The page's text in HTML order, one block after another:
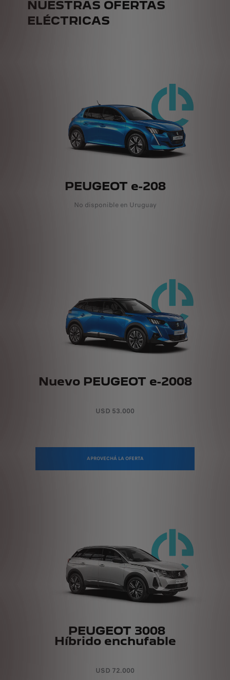
NUESTRAS OFERTAS
ELÉCTRICAS
PEUGEOT e-208
No disponible en Uruguay
Nuevo PEUGEOT e-2008
USD 53.000
APROVECHÁ LA OFERTA
PEUGEOT 3008
Híbrido enchufable
USD 72.000